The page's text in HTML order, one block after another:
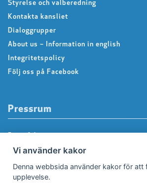
Styrelse och valberedning
Kontakta kansliet
Dialoggrupper
About us – Information in english
Integritetspolicy
Följ oss på Facebook
Pressrum
Debattartiklar
Pressmeddelanden
Rapporter
Vi använder kakor
Denna webbsida använder kakor för att
upplevelse.